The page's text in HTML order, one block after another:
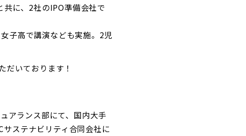
に、2社のIPO準備会社で
子高で講演なども実施。2児
いております！
アランス部にて、国内大手
ステナビリティ合同会社に